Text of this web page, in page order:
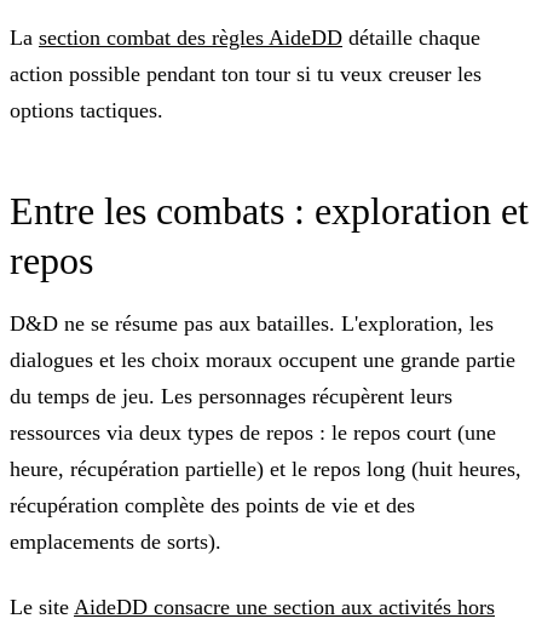
La section combat des règles AideDD détaille chaque
action possible pendant ton tour si tu veux creuser les
options tactiques.
Entre les combats : exploration et
repos
D&D ne se résume pas aux batailles. L'exploration, les
dialogues et les choix moraux occupent une grande partie
du temps de jeu. Les personnages récupèrent leurs
ressources via deux types de repos : le repos court (une
heure, récupération partielle) et le repos long (huit heures,
récupération complète des points de vie et des
emplacements de sorts).
Le site AideDD consacre une section aux activités hors